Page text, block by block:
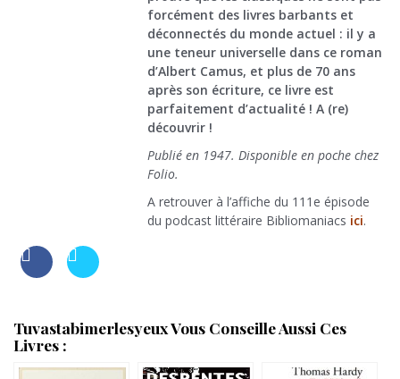
forcément des livres barbants et
déconnectés du monde actuel : il y a
une teneur universelle dans ce roman
d’Albert Camus, et plus de 70 ans
après son écriture, ce livre est
parfaitement d’actualité ! A (re)
découvrir !
Publié en 1947. Disponible en poche chez
Folio.
A retrouver à l’affiche du 111e épisode
du podcast littéraire Bibliomaniacs ici.
Tuvastabimerlesyeux Vous Conseille Aussi Ces
Livres :